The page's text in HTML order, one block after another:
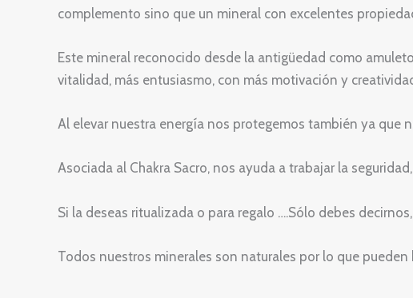
complemento sino que un mineral con excelentes
Este mineral reconocido desde la antigüedad como
vitalidad, más entusiasmo, con más motivación y
Al elevar nuestra energía nos protegemos también ya
Asociada al Chakra Sacro, nos ayuda a trabajar la
Si la deseas ritualizada o para regalo ….Sólo debes
Todos nuestros minerales son naturales por lo que